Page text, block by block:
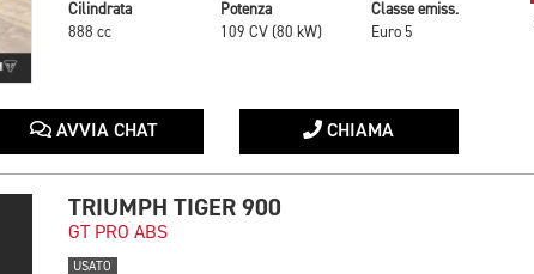
Cilindrata
888 cc
Potenza
109 CV (80 kW)
Classe emiss.
Euro 5
AVVIA CHAT CHIAMA
TRIUMPH TIGER 900
GT PRO ABS
USATO